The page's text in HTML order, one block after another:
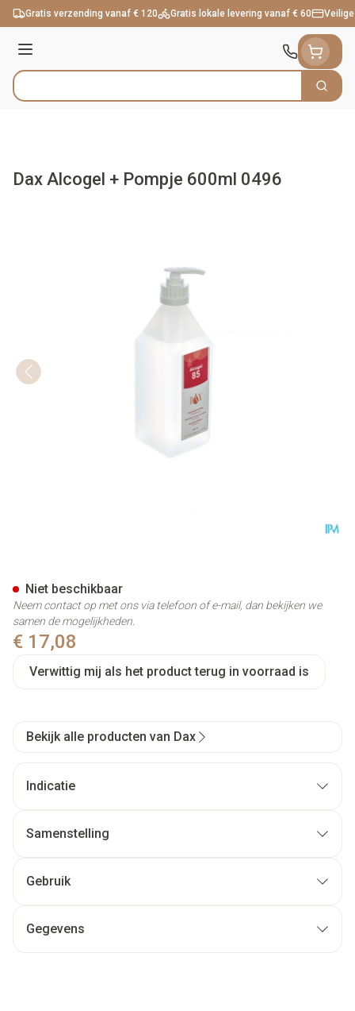
Ga naar de inhoud
Gratis verzending vanaf € 120 Gratis lokale levering vanaf € 60
Menu
Product, merk, categorie... Zoek
Dax Alcogel + Pompje 600ml 0496
€ 17,08
Verwittig mij als het product terug in voorraad is
Niet beschikbaar
Neem contact op met ons via telefoon of e-mail, dan bekijken we
samen de mogelijkheden.
Bekijk alle producten van Dax
Indicatie
Samenstelling
Gebruik
Gegevens